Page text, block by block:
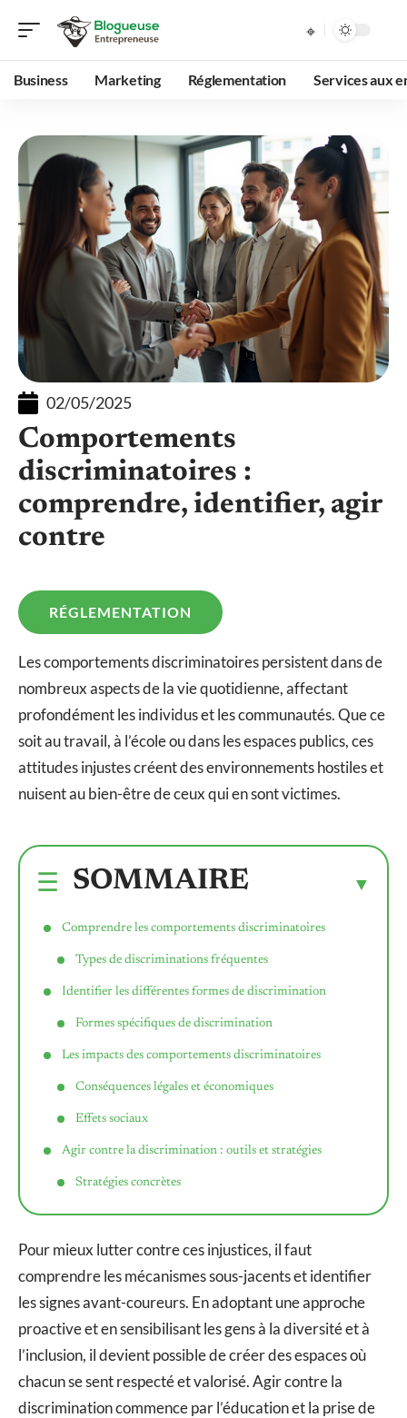
Business Marketing Réglementation Services aux
02/05/2025
Comportements
discriminatoires :
comprendre, identifier, agir
contre
RÉGLEMENTATION
Les comportements discriminatoires persistent dans de
nombreux aspects de la vie quotidienne, affectant
profondément les individus et les communautés. Que ce
soit au travail, à l’école ou dans les espaces publics, ces
attitudes injustes créent des environnements hostiles et
nuisent au bien-être de ceux qui en sont victimes.
SOMMAIRE
Comprendre les comportements discriminatoires
Types de discriminations fréquentes
Identifier les différentes formes de discrimination
Formes spécifiques de discrimination
Les impacts des comportements discriminatoires
Conséquences légales et économiques
Effets sociaux
Agir contre la discrimination : outils et stratégies
Stratégies concrètes
Pour mieux lutter contre ces injustices, il faut
comprendre les mécanismes sous-jacents et identifier
les signes avant-coureurs. En adoptant une approche
proactive et en sensibilisant les gens à la diversité et à
l’inclusion, il devient possible de créer des espaces où
chacun se sent respecté et valorisé. Agir contre la
discrimination commence par l’éducation et la prise de